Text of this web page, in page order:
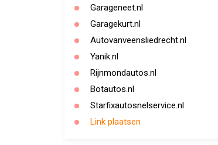
Garageneet.nl
Garagekurt.nl
Autovanveensliedrecht.nl
Yanik.nl
Rijnmondautos.nl
Botautos.nl
Starfixautosnelservice.nl
Link plaatsen